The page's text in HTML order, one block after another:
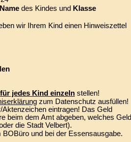
Name des Kindes und Klasse
wir Ihrem Kind einen Hinweiszettel
für jedes Kind einzeln stellen!
zum Datenschutz ausfüllen!
eintragen! Das Geld
beim dem Amt abgeben, welches Geld
die Stadt Velbert).
und bei der Essensausgabe.